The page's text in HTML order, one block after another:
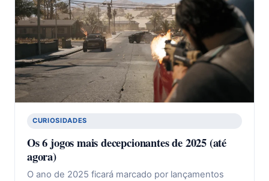
CURIOSIDADES
Os 6 jogos mais decepcionantes de 2025 (até
agora)
O ano de 2025 ficará marcado por lançamentos